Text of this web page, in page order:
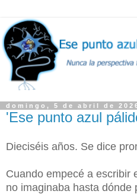
domingo, 5 de abril de
'Ese punto azul
Dieciséis años. Se dice
Cuando empecé a escribir
no imaginaba hasta dónde